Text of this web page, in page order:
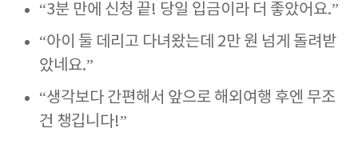
“3분 만에 신청 끝! 당일 입금이라 더 좋았어요.”
“아이 둘 데리고 다녀왔는데 2만 원 넘게 돌려받
았네요.”
“생각보다 간편해서 앞으로 해외여행 후엔 무조
건 챙깁니다!”